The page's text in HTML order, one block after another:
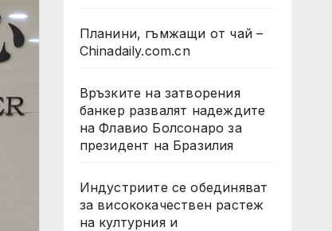
Планини, гъмжащи от чай –
Chinadaily.com.cn
Връзките на затворения
банкер развалят надеждите
на Флавио Болсонаро за
президент на Бразилия
Индустриите се обединяват
за висококачествен растеж
на културния и